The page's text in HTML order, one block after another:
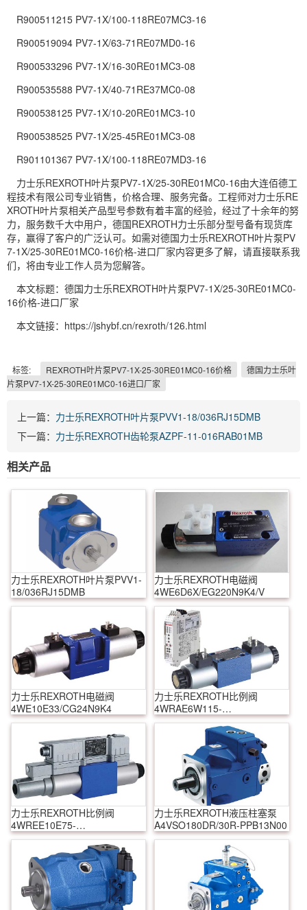
R900511215 PV7-1X/100-118RE07MC3-16
R900519094 PV7-1X/63-71RE07MD0-16
R900533296 PV7-1X/16-30RE01MC3-08
R900535588 PV7-1X/40-71RE37MC0-08
R900538125 PV7-1X/10-20RE01MC3-10
R900538525 PV7-1X/25-45RE01MC3-08
R901101367 PV7-1X/100-118RE07MD3-16
力士乐REXROTH叶片泵PV7-1X/25-30RE01MC0-16由大连佰德工
程技术有限公司专业销售，价格合理、服务完备。工程师对力士乐RE
XROTH叶片泵相关产品型号参数有着丰富的经验，经过了十余年的努
力，服务数千大中用户，德国REXROTH力士乐部分型号备有现货库
存，赢得了客户的广泛认可。如需对德国力士乐REXROTH叶片泵PV
7-1X/25-30RE01MC0-16价格-进口厂家内容更多了解，请直接联系我
们，将由专业工作人员为您解答。
本文标题：德国力士乐REXROTH叶片泵PV7-1X/25-30RE01MC0-
16价格-进口厂家
本文链接：https://jshybf.cn/rexroth/126.html
标签: REXROTH叶片泵PV7-1X-25-30RE01MC0-16价格
德国力士乐叶
片泵PV7-1X-25-30RE01MC0-16进口厂家
上一篇： 力士乐REXROTH叶片泵PVV1-18/036RJ15DMB
下一篇： 力士乐REXROTH齿轮泵AZPF-11-016RAB01MB
相关产品
力士乐REXROTH叶片泵PVV1-
18/036RJ15DMB
力士乐REXROTH电磁阀
4WE6D6X/EG220N9K4/V
力士乐REXROTH电磁阀
4WE10E33/CG24N9K4
力士乐REXROTH比例阀
4WRAE6W115-
2X/G24K31/F1M
力士乐REXROTH比例阀
4WREE10E75-
22/G24K31/A1V-655
力士乐REXROTH液压柱塞泵
A4VSO180DR/30R-PPB13N00